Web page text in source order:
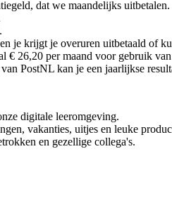
dat we maandelijks uitbetalen.
je krijgt je overuren uitbetaald of
€ 26,20 per maand voor gebruik
PostNL kan je een jaarlijkse
digitale leeromgeving.
vakanties, uitjes en leuke
en gezellige collega's.